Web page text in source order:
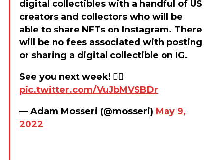
digital collectibles with a handful of US
creators and collectors who will be
able to share NFTs on Instagram. There
will be no fees associated with posting
or sharing a digital collectible on IG.
See you next week! ✌🏼
pic.twitter.com/VuJbMVSBDr
— Adam Mosseri (@mosseri) May 9,
2022